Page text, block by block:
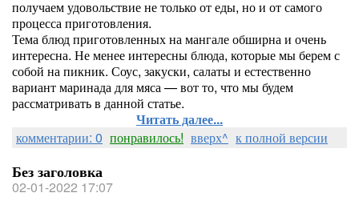
получаем удовольствие не только от еды, но и от самого
процесса приготовления.
Тема блюд приготовленных на мангале обширна и очень
интересна. Не менее интересны блюда, которые мы берем с
собой на пикник. Соус, закуски, салаты и естественно
вариант маринада для мяса — вот то, что мы будем
рассматривать в данной статье.
Читать далее...
комментарии: 0 понравилось! вверх^ к полной версии
Без заголовка
02-01-2022 17:07